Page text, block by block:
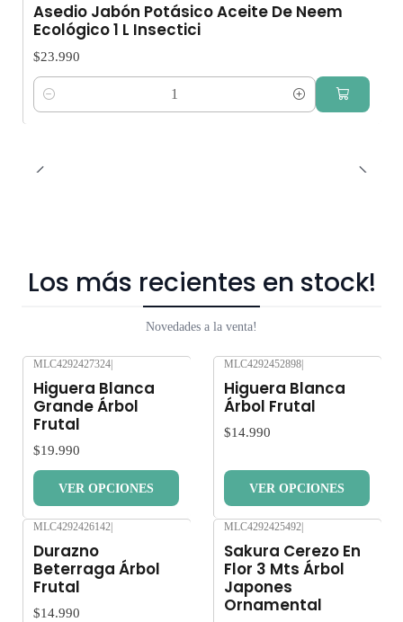
Asedio Jabón Potásico Aceite De Neem
Ecológico 1 L Insectici
$23.990
Cantidad
Los más recientes en stock!
Novedades a la venta!
MLC4292427324|
Higuera Blanca
Grande Árbol
Frutal
$19.990
VER OPCIONES
MLC4292452898|
Higuera Blanca
Árbol Frutal
$14.990
VER OPCIONES
MLC4292426142
Durazno
Beterraga Árbol
Frutal
$14.990
MLC4292425492
Sakura Cerezo En
Flor 3 Mts Árbol
Japones
Ornamental